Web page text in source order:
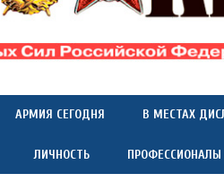
АРМИЯ СЕГОДНЯ В МЕСТАХ
ЛИЧНОСТЬ ПРОФЕССИОНАЛЫ